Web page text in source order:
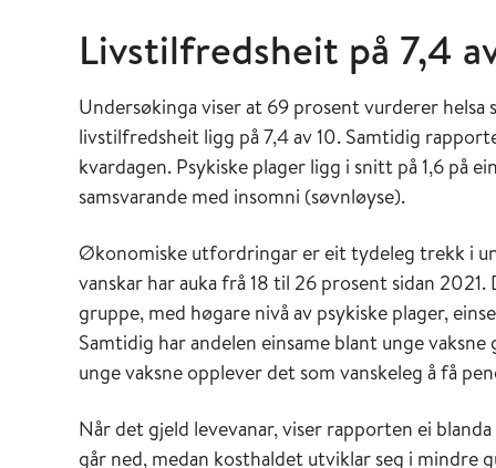
Livstilfredsheit på 7,4
Undersøkinga viser at 69 prosent vurderer
livstilfredsheit ligg på 7,4 av 10. Samtidig
kvardagen. Psykiske plager ligg i snitt på 1,6 på
samsvarande med insomni (søvnløyse).
Økonomiske utfordringar er eit tydeleg trekk i
vanskar har auka frå 18 til 26 prosent sidan
gruppe, med høgare nivå av psykiske plager,
Samtidig har andelen einsame blant unge
unge vaksne opplever det som vanskeleg å få
Når det gjeld levevanar, viser rapporten ei
går ned, medan kosthaldet utviklar seg i mindre